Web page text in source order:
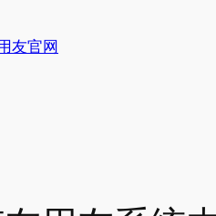
友官网